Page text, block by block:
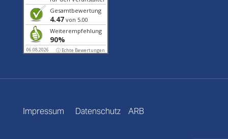
Gesamtbewertung
4.47 von 5.00
Weiterempfehlung
90%
06.08.2026 ⓘ Echte Bewertungen
Impressum Datenschutz ARB